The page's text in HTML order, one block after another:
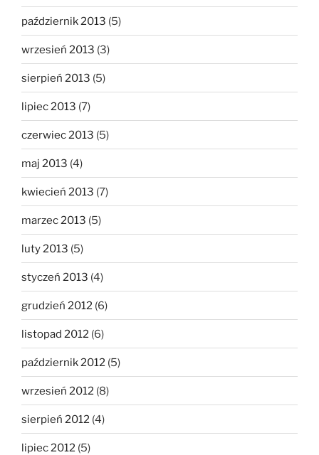
październik 2013 (5)
wrzesień 2013 (3)
sierpień 2013 (5)
lipiec 2013 (7)
czerwiec 2013 (5)
maj 2013 (4)
kwiecień 2013 (7)
marzec 2013 (5)
luty 2013 (5)
styczeń 2013 (4)
grudzień 2012 (6)
listopad 2012 (6)
październik 2012 (5)
wrzesień 2012 (8)
sierpień 2012 (4)
lipiec 2012 (5)